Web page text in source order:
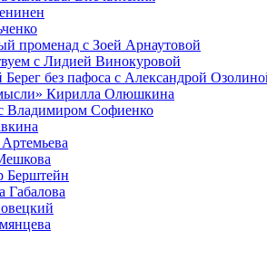
променад с Зоей Арнаутовой
с Лидией Винокуровой
без пафоса с Александрой
Кирилла Олюшкина
Владимиром Софиенко
Берштейн
Габалова